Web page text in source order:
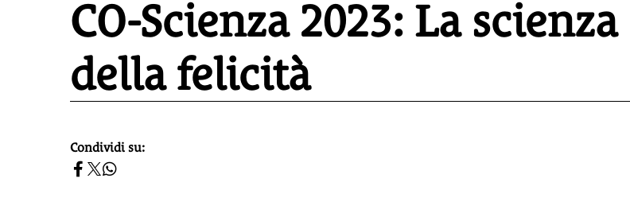
CO-Scienza 2023: La scienza
della felicità
homepage h2
Condividi su: